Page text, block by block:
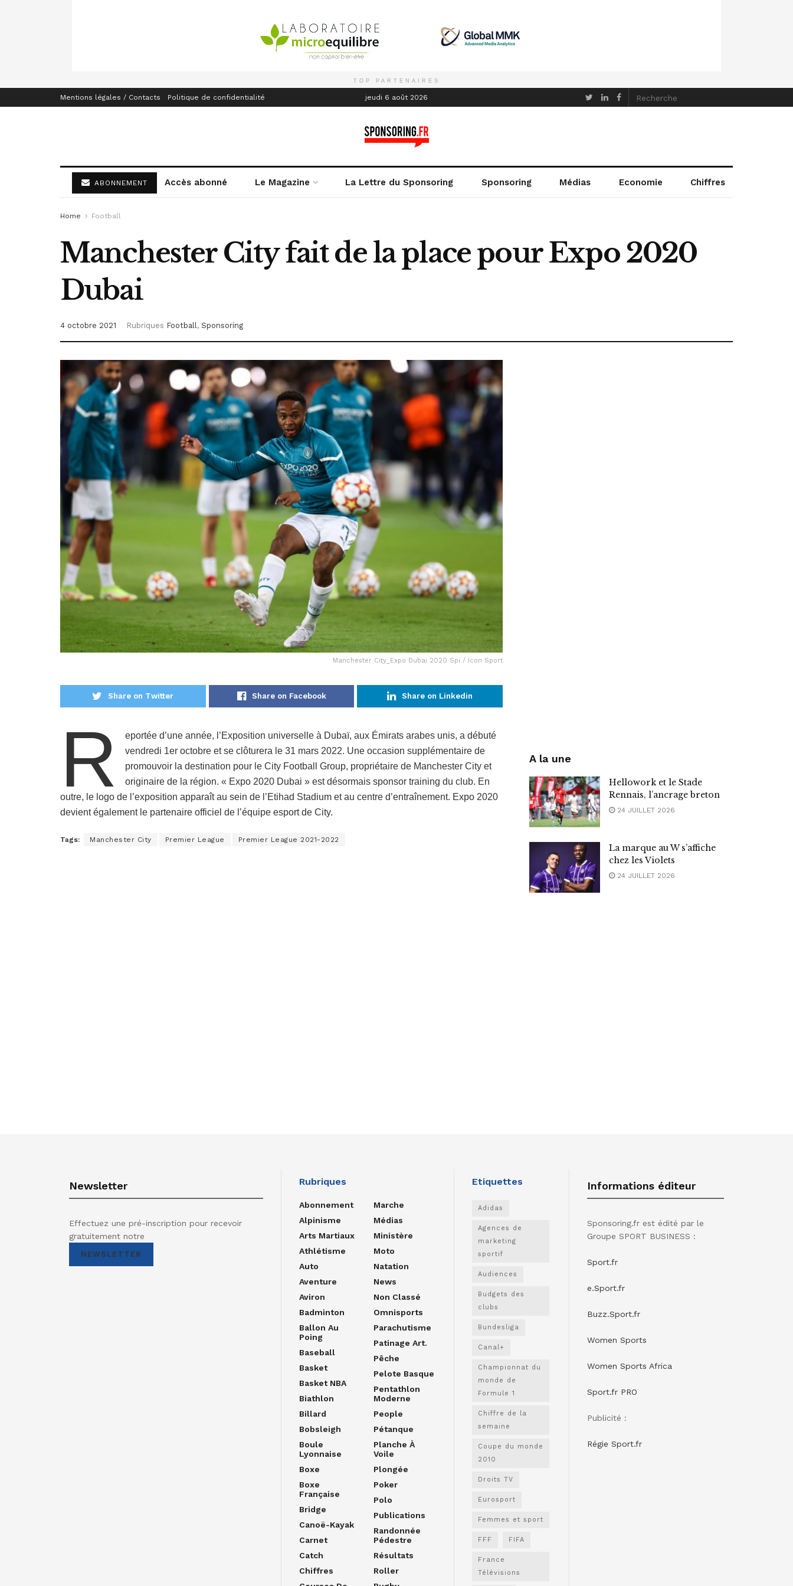
TOP PARTENAIRES
Mentions légales / Contacts Politique de confidentialité jeudi 6 août 2026
ABONNEMENT Accès abonné Le Magazine La Lettre du Sponsoring Sponsoring Médias Economie Chiffres
Home Football
Manchester City fait de la place pour Expo 2020
Dubai
4 octobre 2021 Rubriques Football, Sponsoring
Manchester City_Expo Dubai 2020 Spi / Icon Sport
Share on Twitter Share on Facebook Share on Linkedin
R
eportée d’une année, l’Exposition universelle à Dubaï, aux Émirats arabes unis, a débuté
vendredi 1er octobre et se clôturera le 31 mars 2022. Une occasion supplémentaire de
promouvoir la destination pour le City Football Group, propriétaire de Manchester City et
originaire de la région. « Expo 2020 Dubai » est désormais sponsor training du club. En
outre, le logo de l’exposition apparaît au sein de l’Etihad Stadium et au centre d’entraînement. Expo 2020
devient également le partenaire officiel de l’équipe esport de City.
Tags: Manchester City Premier League Premier League 2021-2022
A la une
Hellowork et le Stade
Rennais, l’ancrage breton
24 JUILLET 2026
La marque au W s’affiche
chez les Violets
24 JUILLET 2026
Newsletter
Effectuez une pré-inscription pour recevoir
gratuitement notre
NEWSLETTER
Rubriques
Abonnement
Alpinisme
Arts Martiaux
Athlétisme
Auto
Aventure
Aviron
Badminton
Ballon Au
Poing
Baseball
Basket
Basket NBA
Biathlon
Billard
Bobsleigh
Boule
Lyonnaise
Boxe
Boxe
Française
Bridge
Canoë-Kayak
Carnet
Catch
Chiffres
Marche
Médias
Ministère
Moto
Natation
News
Non Classé
Omnisports
Parachutisme
Patinage Art.
Pêche
Pelote Basque
Pentathlon
Moderne
People
Pétanque
Planche À
Voile
Plongée
Poker
Polo
Publications
Randonnée
Pédestre
Résultats
Roller
Etiquettes
Adidas
Agences de
marketing
sportif
Audiences
Budgets des
clubs
Bundesliga
Canal+
Championnat du
monde de
Formule 1
Chiffre de la
semaine
Coupe du monde
2010
Droits TV
Eurosport
Femmes et sport
FFF FIFA
France
Télévisions
Informations éditeur
Sponsoring.fr est édité par le
Groupe SPORT BUSINESS :
Sport.fr
e.Sport.fr
Buzz.Sport.fr
Women Sports
Women Sports Africa
Sport.fr PRO
Publicité :
Régie Sport.fr